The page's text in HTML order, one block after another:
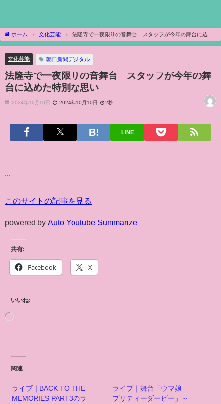
ホーム 文化芸能
法隆寺で一夜限りの音舞台 スタッフが今年の舞台に込め
た特別な思い
文化芸能 朝日新聞デジタル
法隆寺で一夜限りの音舞台 スタッフが今年の舞
台に込めた特別な思い
2024年10月10日 2024年10月10日 2秒
LINE
このサイトの記事を見る
powered by Auto Youtube Summarize
共有:
Facebook X
いいね:
関連
ライブ｜BACK TO THE
MEMORIES PART3のラ
ライブ｜舞台「ウマ娘
プリティーダービー」～